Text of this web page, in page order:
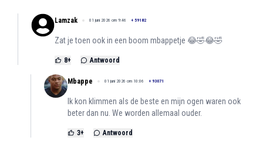
Lamzak 01 juni 2026 om 9:46 + 59182
Zat je toen ook in een boom mbappetje 😂🤣😂🤣
8+ Antwoord
Mbappe 01 juni 2026 om 10:06 + 93071
Ik kon klimmen als de beste en mijn ogen waren ook
beter dan nu. We worden allemaal ouder.
3+ Antwoord